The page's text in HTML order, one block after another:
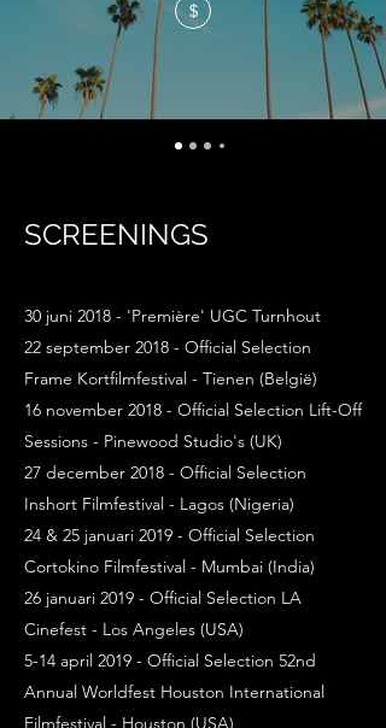
$
SCREENINGS
30 juni 2018 - 'Première' UGC Turnhout
22 september 2018 - Official Selection
Frame Kortfilmfestival - Tienen (België)
16 november 2018 - Official Selection Lift-Off
Sessions - Pinewood Studio's (UK)
27 december 2018 - Official Selection
Inshort Filmfestival - Lagos (Nigeria)
24 & 25 januari 2019 - Official Selection
Cortokino Filmfestival - Mumbai (India)
26 januari 2019 - Official Selection LA
Cinefest - Los Angeles (USA)
5-14 april 2019 - Official Selection 52nd
Annual Worldfest Houston International
Filmfestival - Houston (USA)